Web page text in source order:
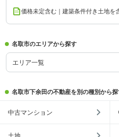
価格未定含む｜建築条件付き土地を
名取市のエリアから探す
エリア一覧
名取市下余田の不動産を別の種別から
中古マンション
土地